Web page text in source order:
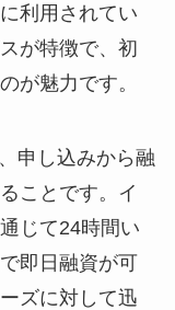
利用されてい
が特徴で、初
が魅力です。
申し込みから融
ことです。イ
じて24時間い
即日融資が可
ズに対して迅